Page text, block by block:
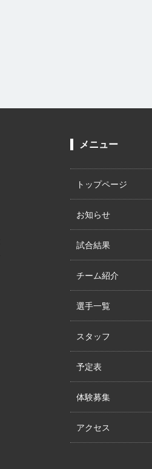
メニュー
トップページ
お知らせ
試合結果
チーム紹介
選手一覧
スタッフ
予定表
体験募集
アクセス